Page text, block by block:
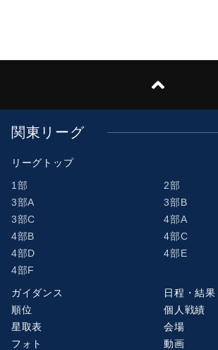
関東リーグ
リーグトップ
1部
2部
3部A
3部B
3部C
4部A
4部B
4部C
4部D
4部E
4部F
ガイダンス
日程・結果
順位
個人戦績
星取表
会場
フォト
動画